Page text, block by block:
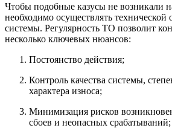
Чтобы подобные казусы не возникали
необходимо осуществлять технической
системы. Регулярность ТО позволит
несколько ключевых нюансов:
Постоянство действия;
Контроль качества системы,
характера износа;
Минимизация рисков
сбоев и неопасных срабатываний;